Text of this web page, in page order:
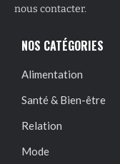
nous contacter.
NOS CATÉGORIES
Alimentation
Santé & Bien-être
Relation
Mode